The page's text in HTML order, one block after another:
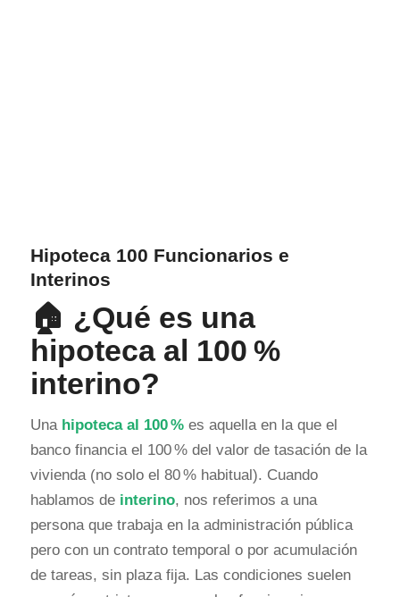
Hipoteca 100 Funcionarios e
Interinos
🏠 ¿Qué es una
hipoteca al 100 %
interino?
Una hipoteca al 100 %es aquella en la que el
banco financia el 100 % del valor de tasación de la
vivienda (no solo el 80 % habitual). Cuando
hablamos de interino, nos referimos a una
persona que trabaja en la administración pública
pero con un contrato temporal o por acumulación
de tareas, sin plaza fija. Las condiciones suelen